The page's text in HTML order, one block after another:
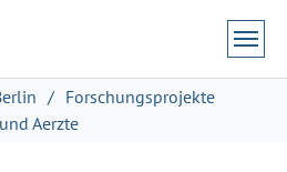
Forschungsprojekte
Aerzte